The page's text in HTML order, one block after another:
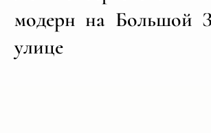
модерн на Большой
улице